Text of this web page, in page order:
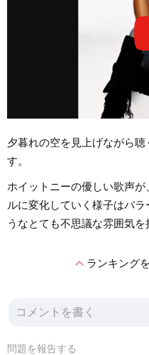
夕暮れの空を見上げながら
す。
ホイットニーの優しい歌声
ルに変化していく様子はバ
うなとても不思議な雰囲気を
expand_lessランキング
問題を報告する